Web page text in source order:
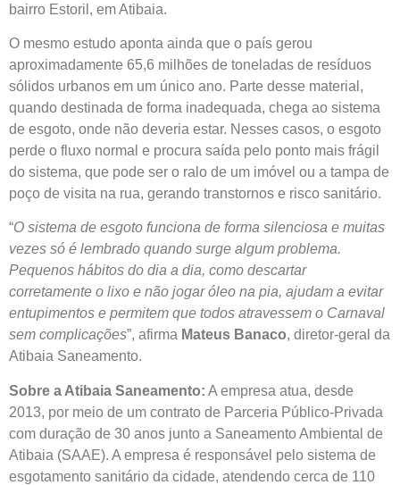
bairro Estoril, em Atibaia.
O mesmo estudo aponta ainda que o país gerou
aproximadamente 65,6 milhões de toneladas de resíduos
sólidos urbanos em um único ano. Parte desse material,
quando destinada de forma inadequada, chega ao sistema
de esgoto, onde não deveria estar. Nesses casos, o esgoto
perde o fluxo normal e procura saída pelo ponto mais frágil
do sistema, que pode ser o ralo de um imóvel ou a tampa de
poço de visita na rua, gerando transtornos e risco sanitário.
“O sistema de esgoto funciona de forma silenciosa e muitas
vezes só é lembrado quando surge algum problema.
Pequenos hábitos do dia a dia, como descartar
corretamente o lixo e não jogar óleo na pia, ajudam a evitar
entupimentos e permitem que todos atravessem o Carnaval
sem complicações”, afirma Mateus Banaco, diretor-geral da
Atibaia Saneamento.
Sobre a Atibaia Saneamento: A empresa atua, desde
2013, por meio de um contrato de Parceria Público-Privada
com duração de 30 anos junto a Saneamento Ambiental de
Atibaia (SAAE). A empresa é responsável pelo sistema de
esgotamento sanitário da cidade, atendendo cerca de 110